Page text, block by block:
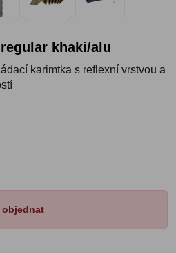
regular khaki/alu
karimtka s reflexní vrstvou a
objednat